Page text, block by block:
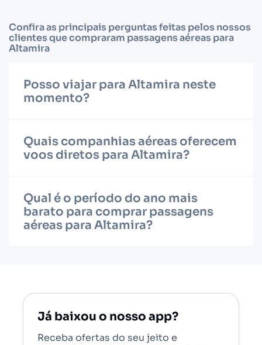
Confira as principais perguntas feitas pelos nossos
clientes que compraram passagens aéreas para
Altamira
Posso viajar para Altamira neste
momento?
Quais companhias aéreas oferecem
voos diretos para Altamira?
Qual é o período do ano mais
barato para comprar passagens
aéreas para Altamira?
Já baixou o nosso app?
Receba ofertas do seu jeito e